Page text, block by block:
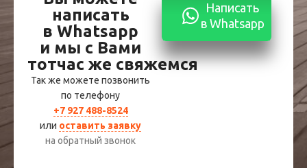
написать
в Whatsapp
и мы с Вами
тотчас же свяжемся
Так же можете позвонить
по телефону
+7 927 488-8524
или оставить заявку
на обратный звонок
Написать
в Whatsapp